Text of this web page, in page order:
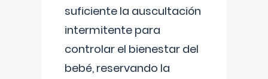
suficiente la auscultación
intermitente para
controlar el bienestar del
bebé, reservando la